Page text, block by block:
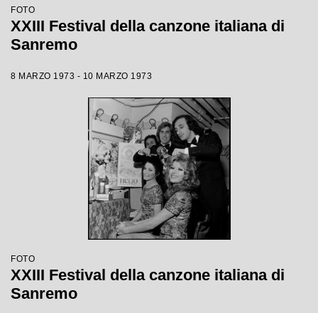
FOTO
XXIII Festival della canzone italiana di
Sanremo
8 MARZO 1973 - 10 MARZO 1973
FOTO
XXIII Festival della canzone italiana di
Sanremo